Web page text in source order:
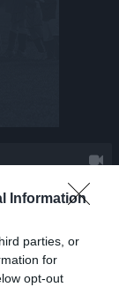
Information
parties, or
for
opt-out